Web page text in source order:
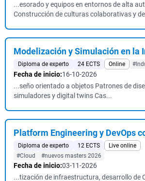
...esorado y equipos en entornos de alta
Construcción de culturas colaborativas y
Modelización y Simulación en la
Diploma de experto 24 ECTS Online
Fecha de inicio:16-10-2026
...seño orientado a objetos Patrones de
simuladores y digital twins Cas...
Platform Engineering y DevOps
Diploma de experto 12 ECTS
Live online
#Cloud
#nuevos masters 2026
Fecha de inicio:03-11-2026
...tización de infraestructura, desarrollo de